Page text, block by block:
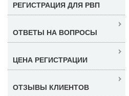
РЕГИСТРАЦИЯ ДЛЯ РВП
ОТВЕТЫ НА ВОПРОСЫ
ЦЕНА РЕГИСТРАЦИИ
ОТЗЫВЫ КЛИЕНТОВ